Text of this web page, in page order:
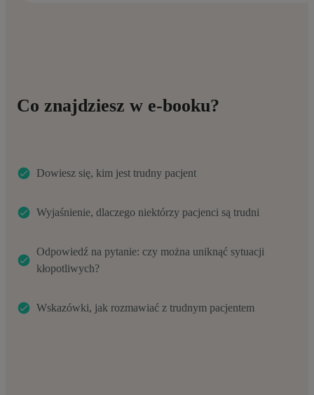
Co znajdziesz w e-booku?
Dowiesz się, kim jest trudny pacjent
Wyjaśnienie, dlaczego niektórzy pacjenci są trudni
Odpowiedź na pytanie: czy można uniknąć sytuacji
kłopotliwych?
Wskazówki, jak rozmawiać z trudnym pacjentem